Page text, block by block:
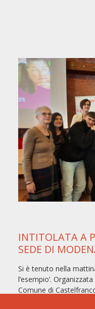
INTITOLATA A
SEDE DI
Si è tenuto nella
l’esempio’.
Comune di